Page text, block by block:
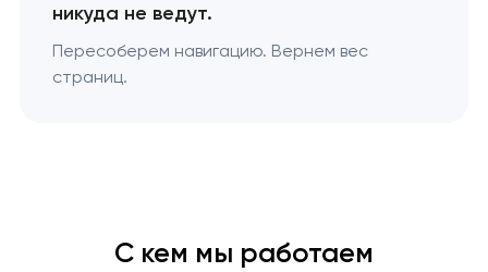
никуда не ведут.
Пересоберем навигацию. Вернем вес
страниц.
С кем мы работаем